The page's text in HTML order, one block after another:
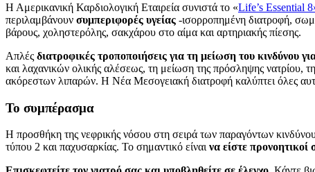
Η Αμερικανική Καρδιολογική Εταιρεία συνιστά το «Life’s Essential
περιλαμβάνουν συμπεριφορές υγείας -ισορροπημένη διατροφή,
βάρους, χοληστερόλης, σακχάρου στο αίμα και αρτηριακής πίεσης.
Απλές διατροφικές τροποποιήσεις για τη μείωση του κινδύνου
και λαχανικών ολικής αλέσεως, τη μείωση της πρόσληψης νατρίου,
ακόρεστων λιπαρών. Η Νέα Μεσογειακή διατροφή καλύπτει όλες
Το συμπέρασμα
Η προσθήκη της νεφρικής νόσου στη σειρά των παραγόντων
τύπου 2 και παχυσαρκίας. Το σημαντικό είναι να είστε